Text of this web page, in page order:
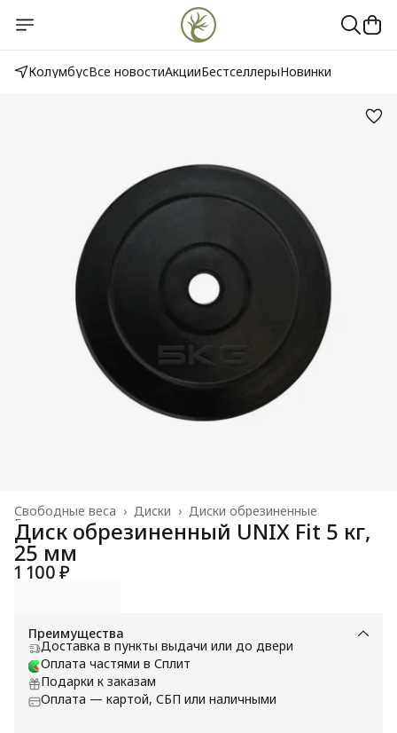
КолумбусВсе новостиАкцииБестселлерыНовинки
Диски обрезиненные
Диски ›
Свободные веса ›
Главная
Диск обрезиненный UNIX Fit 5 кг,
25 мм
1 100 ₽
Преимущества
Доставка в пункты выдачи или до двери
Оплата частями в Сплит
Подарки к заказам
Оплата — картой, СБП или наличными